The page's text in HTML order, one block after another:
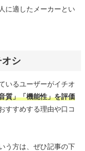
に適したメーカーとい
シ
いるユーザーがイチオ
質」「機能性」を評価
すすめする理由や口コ
う方は、ぜひ記事の下